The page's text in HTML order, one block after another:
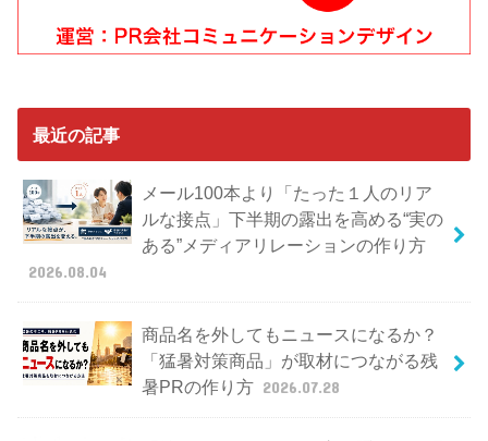
最近の記事
メール100本より「たった１人のリア
ルな接点」下半期の露出を高める“実の
ある”メディアリレーションの作り方
2026.08.04
商品名を外してもニュースになるか？
「猛暑対策商品」が取材につながる残
暑PRの作り方 2026.07.28